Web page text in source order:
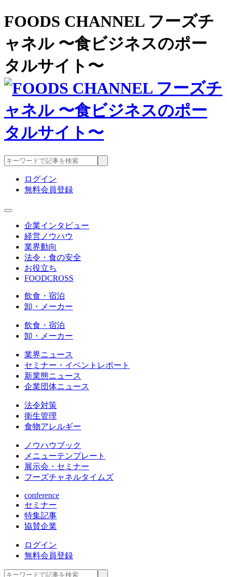
FOODS CHANNEL フーズチ
ャネル 〜食ビジネスのポー
タルサイト〜
ログイン
無料会員登録
企業インタビュー
経営ノウハウ
業界動向
法令・食の安全
お役立ち
FOODCROSS
飲食・宿泊
卸・メーカー
飲食・宿泊
卸・メーカー
業界ニュース
セミナー・イベントレポート
新業態ニュース
企業団体ニュース
法令対策
衛生管理
食物アレルギー
ノウハウブック
メニューテンプレート
展示会・セミナー
フーズチャネルタイムズ
conference
セミナー
特集記事
協賛企業
ログイン
無料会員登録